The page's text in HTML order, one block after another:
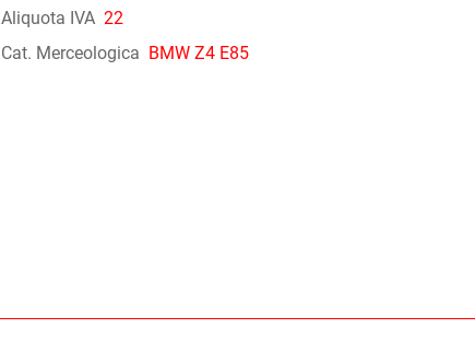
Aliquota IVA 22
Cat. Merceologica BMW Z4 E85